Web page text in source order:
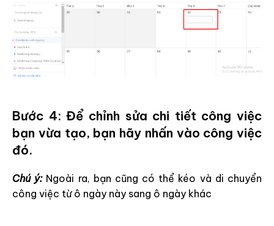
Bước 4: Để chỉnh sửa chi tiết công việc
bạn vừa tạo, bạn hãy nhấn vào công việc
đó.
Chú ý: Ngoài ra, bạn cũng có thể kéo và di chuyển
công việc từ ô ngày này sang ô ngày khác